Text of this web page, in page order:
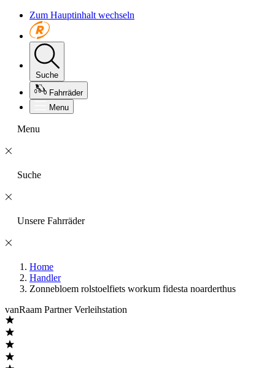
Zum Hauptinhalt wechseln
Suche
Fahrräder
Menu
Menu
Suche
Unsere Fahrräder
Home
Handler
Zonnebloem rolstoelfiets workum fidesta noarderthus
vanRaam Partner Verleihstation